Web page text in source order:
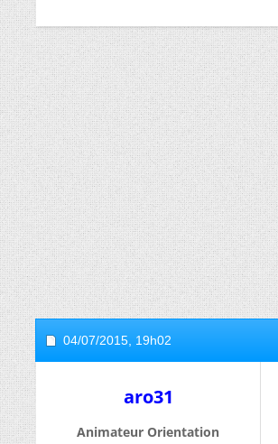
04/07/2015, 19h02
aro31
Animateur Orientation